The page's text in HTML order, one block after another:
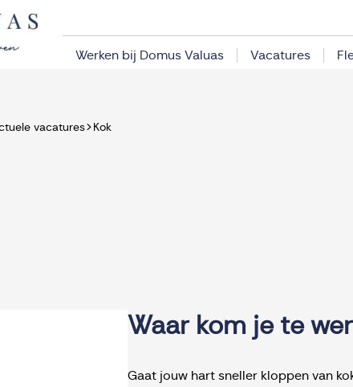
Werken bij Domus Valuas Vacatures
vacatures> Kok
Waar kom je te
Gaat jouw hart sneller kloppen van